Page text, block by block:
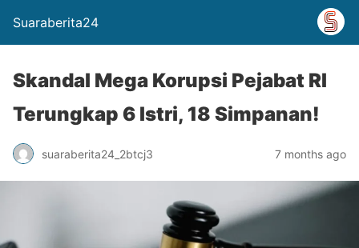
Suaraberita24
Skandal Mega Korupsi Pejabat RI
Terungkap 6 Istri, 18 Simpanan!
suaraberita24_2btcj3 7 months ago